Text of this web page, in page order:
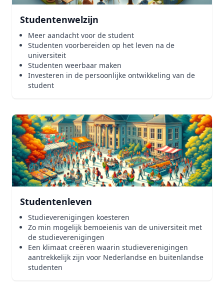
Studentenwelzijn
Meer aandacht voor de student
Studenten voorbereiden op het leven na de
universiteit
Studenten weerbaar maken
Investeren in de persoonlijke ontwikkeling van de
student
Studentenleven
Studieverenigingen koesteren
Zo min mogelijk bemoeienis van de universiteit met
de studieverenigingen
Een klimaat creëren waarin studieverenigingen
aantrekkelijk zijn voor Nederlandse en buitenlandse
studenten